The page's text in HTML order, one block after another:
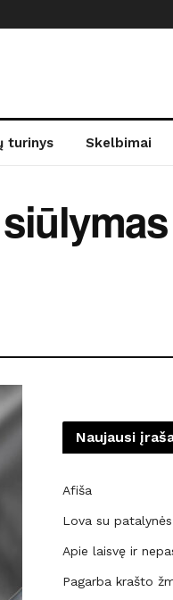
turinys Skelbimai
Naujausi
Afiša
Lova su
Apie laisvę ir
Pagarba krašto